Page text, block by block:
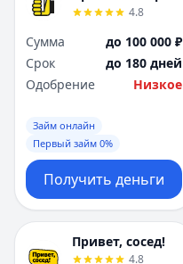
4.8
Сумма
до 100 000 ₽
Срок
до 180 дней
Одобрение
Низкое
Займ онлайн
Первый займ 0%
Получить деньги
Привет, сосед!
4.8